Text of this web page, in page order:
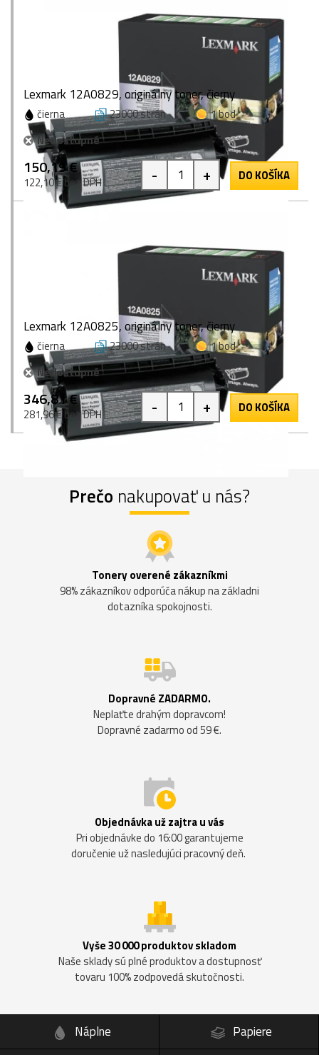
Lexmark 12A0829, originálny toner, čierny
čierna 23000 strán
1 bod
Nedostupné
150,19 €
122,10 € bez DPH - + DO KOŠÍKA
Lexmark 12A0825, originálny toner, čierny
čierna 23000 strán
1 bod
Nedostupné
346,81 €
281,96 € bez DPH - + DO KOŠÍKA
Prečo nakupovať u nás?
Tonery overené zákazníkmi
98% zákazníkov odporúča nákup na základni
dotazníka spokojnosti.
Dopravné ZADARMO.
Neplaťte drahým dopravcom!
Dopravné zadarmo od 59 €.
Objednávka už zajtra u vás
Pri objednávke do 16:00 garantujeme
doručenie už nasledujúci pracovný deň.
Vyše 30 000 produktov skladom
Naše sklady sú plné produktov a dostupnosť
tovaru 100% zodpovedá skutočnosti.
Náplne
Papiere